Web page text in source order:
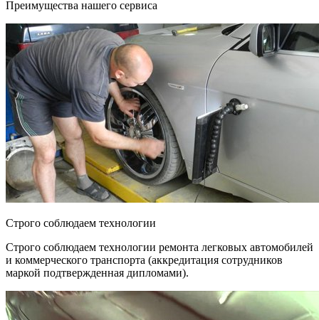
Преимущества нашего сервиса
Строго соблюдаем технологии
Строго соблюдаем технологии ремонта легковых автомобилей
и коммерческого транспорта (аккредитация сотрудников
маркой подтвержденная дипломами).